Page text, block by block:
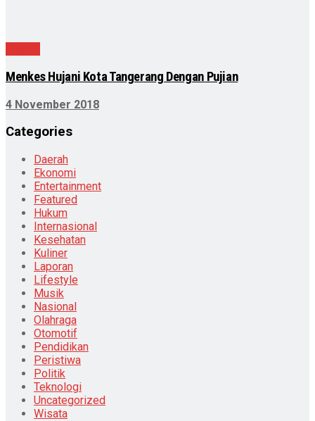
Menkes Hujani Kota Tangerang Dengan Pujian
4 November 2018
Categories
Daerah
Ekonomi
Entertainment
Featured
Hukum
Internasional
Kesehatan
Kuliner
Laporan
Lifestyle
Musik
Nasional
Olahraga
Otomotif
Pendidikan
Peristiwa
Politik
Teknologi
Uncategorized
Wisata